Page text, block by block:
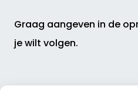
Graag aangeven in de
je wilt volgen.